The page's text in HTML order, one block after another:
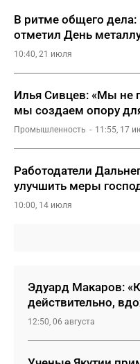
В ритме общего
отметил День
10:40, 21 июля
Илья Сивцев: «Мы не
мы создаем опору
Промышленность 11:55, 17
Работодатели
улучшить меры
10:00, 14 июля
Эдуард Макаров:
действительно,
12:50, 06 августа